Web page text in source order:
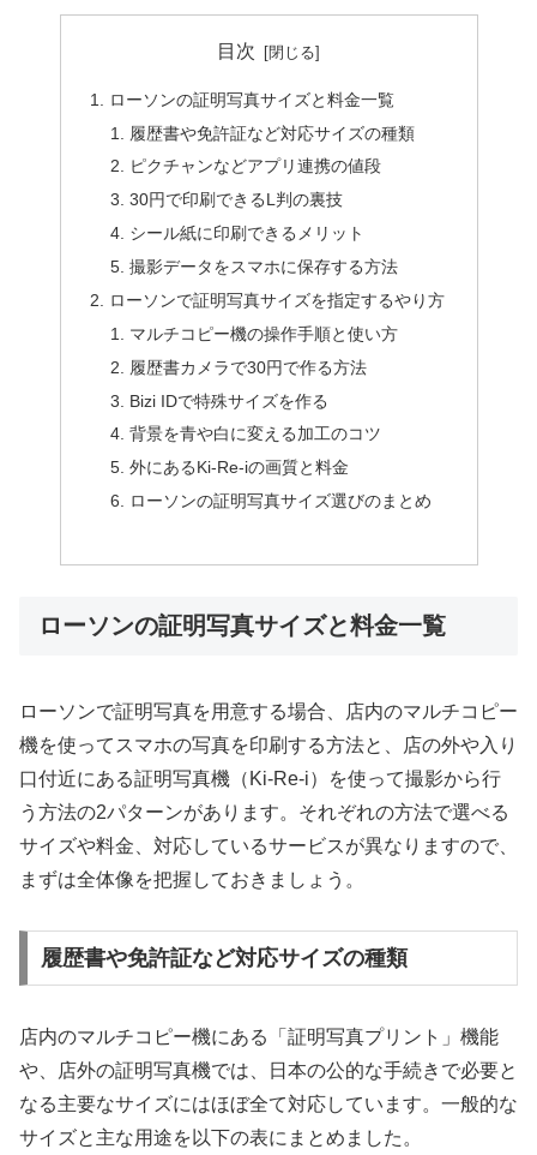
目次
ローソンの証明写真サイズと料金一覧
履歴書や免許証など対応サイズの種類
ピクチャンなどアプリ連携の値段
30円で印刷できるL判の裏技
シール紙に印刷できるメリット
撮影データをスマホに保存する方法
ローソンで証明写真サイズを指定するやり方
マルチコピー機の操作手順と使い方
履歴書カメラで30円で作る方法
Bizi IDで特殊サイズを作る
背景を青や白に変える加工のコツ
外にあるKi-Re-iの画質と料金
ローソンの証明写真サイズ選びのまとめ
ローソンの証明写真サイズと料金一覧
ローソンで証明写真を用意する場合、店内のマルチコピー
機を使ってスマホの写真を印刷する方法と、店の外や入り
口付近にある証明写真機（Ki-Re-i）を使って撮影から行
う方法の2パターンがあります。それぞれの方法で選べる
サイズや料金、対応しているサービスが異なりますので、
まずは全体像を把握しておきましょう。
履歴書や免許証など対応サイズの種類
店内のマルチコピー機にある「証明写真プリント」機能
や、店外の証明写真機では、日本の公的な手続きで必要と
なる主要なサイズにはほぼ全て対応しています。一般的な
サイズと主な用途を以下の表にまとめました。